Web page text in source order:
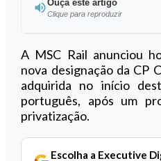
Ouça este artigo
Clique para reproduzir
Ouvir
A MSC Rail anunciou
nova designação da CP
adquirida no início
português, após um
privatização.
Escolha a Executive